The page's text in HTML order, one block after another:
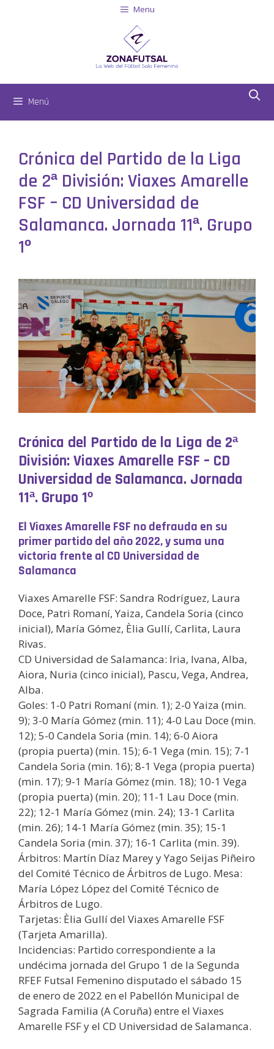
Menu
Menú
Crónica del Partido de la Liga
de 2ª División: Viaxes Amarelle
FSF – CD Universidad de
Salamanca. Jornada 11ª. Grupo
1º
Crónica del Partido de la Liga de 2ª
División: Viaxes Amarelle FSF – CD
Universidad de Salamanca. Jornada
11ª. Grupo 1º
El Viaxes Amarelle FSF no defrauda en su
primer partido del año 2022, y suma una
victoria frente al CD Universidad de
Salamanca
Viaxes Amarelle FSF: Sandra Rodríguez, Laura
Doce, Patri Romaní, Yaiza, Candela Soria (cinco
inicial), María Gómez, Èlia Gullí, Carlita, Laura
Rivas.
CD Universidad de Salamanca: Iria, Ivana, Alba,
Aiora, Nuria (cinco inicial), Pascu, Vega, Andrea,
Alba.
Goles: 1-0 Patri Romaní (min. 1); 2-0 Yaiza (min.
9); 3-0 María Gómez (min. 11); 4-0 Lau Doce (min.
12); 5-0 Candela Soria (min. 14); 6-0 Aiora
(propia puerta) (min. 15); 6-1 Vega (min. 15); 7-1
Candela Soria (min. 16); 8-1 Vega (propia puerta)
(min. 17); 9-1 María Gómez (min. 18); 10-1 Vega
(propia puerta) (min. 20); 11-1 Lau Doce (min.
22); 12-1 María Gómez (min. 24); 13-1 Carlita
(min. 26); 14-1 María Gómez (min. 35); 15-1
Candela Soria (min. 37); 16-1 Carlita (min. 39).
Árbitros: Martín Díaz Marey y Yago Seijas Piñeiro
del Comité Técnico de Árbitros de Lugo. Mesa:
María López López del Comité Técnico de
Árbitros de Lugo.
Tarjetas: Èlia Gullí del Viaxes Amarelle FSF
(Tarjeta Amarilla).
Incidencias: Partido correspondiente a la
undécima jornada del Grupo 1 de la Segunda
RFEF Futsal Femenino disputado el sábado 15
de enero de 2022 en el Pabellón Municipal de
Sagrada Familia (A Coruña) entre el Viaxes
Amarelle FSF y el CD Universidad de Salamanca.